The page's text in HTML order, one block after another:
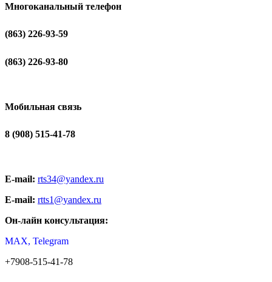
Многоканальный телефон
(863) 226-93-59
(863) 226-93-80
Мобильная связь
8 (908) 515-41-78
E-mail: rts34@yandex.ru
E-mail: rtts1@yandex.ru
Он-лайн консультация:
MAX, Telegram
+7908-515-41-78